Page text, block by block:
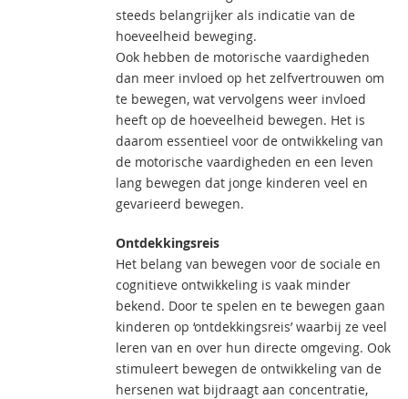
steeds belangrijker als indicatie van de
hoeveelheid beweging.
Ook hebben de motorische vaardigheden
dan meer invloed op het zelfvertrouwen om
te bewegen, wat vervolgens weer invloed
heeft op de hoeveelheid bewegen. Het is
daarom essentieel voor de ontwikkeling van
de motorische vaardigheden en een leven
lang bewegen dat jonge kinderen veel en
gevarieerd bewegen.
Ontdekkingsreis
Het belang van bewegen voor de sociale en
cognitieve ontwikkeling is vaak minder
bekend. Door te spelen en te bewegen gaan
kinderen op ‘ontdekkingsreis’ waarbij ze veel
leren van en over hun directe omgeving. Ook
stimuleert bewegen de ontwikkeling van de
hersenen wat bijdraagt aan concentratie,